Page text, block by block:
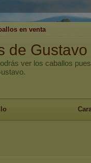
en venta
de
ver los caballos